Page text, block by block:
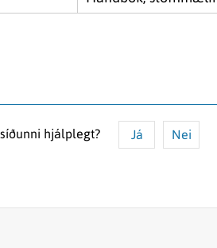
hjálplegt? Já Nei